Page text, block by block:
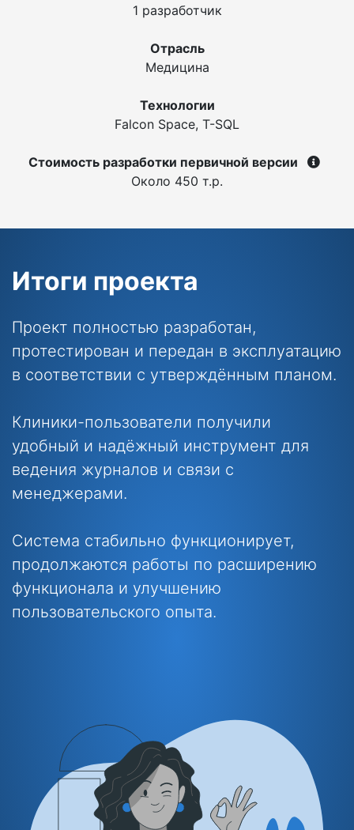
1 разработчик
Отрасль
Медицина
Технологии
Falcon Space, T-SQL
Стоимость разработки первичной версии
Около 450 т.р.
Итоги проекта
Проект полностью разработан,
протестирован и передан в эксплуатацию
в соответствии с утверждённым планом.
Клиники-пользователи получили
удобный и надёжный инструмент для
ведения журналов и связи с
менеджерами.
Система стабильно функционирует,
продолжаются работы по расширению
функционала и улучшению
пользовательского опыта.